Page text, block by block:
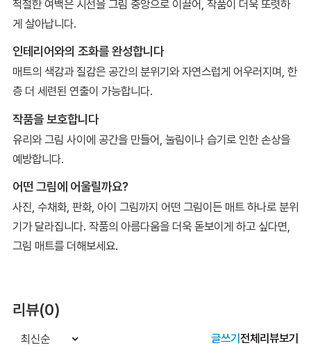
적절한 여백은 시선을 그림 중앙으로 이끌어, 작품이 더욱 또렷하
게 살아납니다.
인테리어와의 조화를 완성합니다
매트의 색감과 질감은 공간의 분위기와 자연스럽게 어우러지며, 한
층 더 세련된 연출이 가능합니다.
작품을 보호합니다
유리와 그림 사이에 공간을 만들어, 눌림이나 습기로 인한 손상을
예방합니다.
어떤 그림에 어울릴까요?
사진, 수채화, 판화, 아이 그림까지 어떤 그림이든 매트 하나로 분위
기가 달라집니다. 작품의 아름다움을 더욱 돋보이게 하고 싶다면,
그림 매트를 더해보세요.
리뷰(0)
최신순 글쓰기전체리뷰보기